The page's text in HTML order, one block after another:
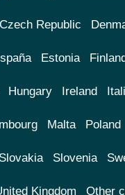
Czech Republic
Estonia
Hungary Ireland
Malta Poland
Slovakia Slovenia
Kingdom Other